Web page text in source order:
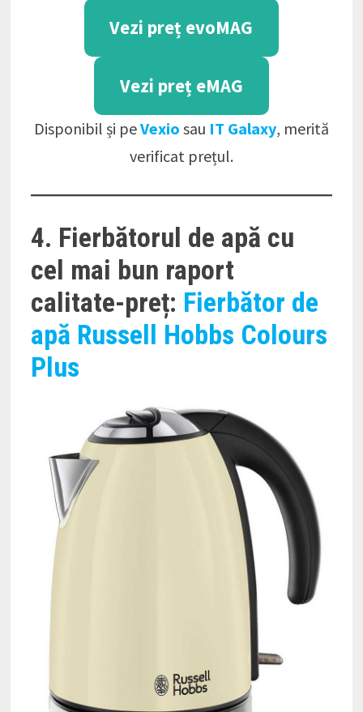
Vezi preț evoMAG
Vezi preț eMAG
Disponibil și peVexio sau IT Galaxy, merită
verificat prețul.
4. Fierbătorul de apă cu
cel mai bun raport
calitate-preț: Fierbător de
apă Russell Hobbs Colours
Plus